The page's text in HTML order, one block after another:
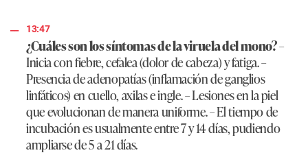
13:47
¿Cuáles son los síntomas de la viruela del mono?–
Inicia con fiebre, cefalea (dolor de cabeza) y fatiga. –
Presencia de adenopatías (inflamación de ganglios
linfáticos) en cuello, axilas e ingle. – Lesiones en la piel
que evolucionan de manera uniforme. – El tiempo de
incubación es usualmente entre 7 y 14 días, pudiendo
ampliarse de 5 a 21 días.